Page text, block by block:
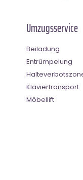
Umzugsservice
Beiladung
Entrümpelung
Klaviertransport
Möbellift